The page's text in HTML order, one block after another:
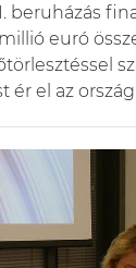
beruházás
euró
ér el az